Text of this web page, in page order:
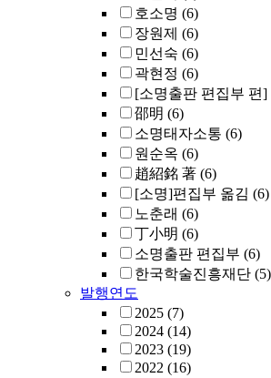
호소명 (6)
장원제 (6)
민선숙 (6)
곽현정 (6)
[소명출판 편집부 편]
邵明 (6)
소명태자소통 (6)
원순옥 (6)
趙紹銘 著 (6)
[소명]편집부 옮김 (6)
노춘래 (6)
丁小明 (6)
소명출판 편집부 (6)
한국학술진흥재단 (5)
발행연도
2025 (7)
2024 (14)
2023 (19)
2022 (16)